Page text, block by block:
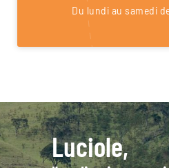
Du lundi au samedi
Luciole,